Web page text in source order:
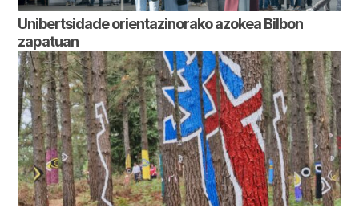
Unibertsidade orientazinorako azokea Bilbon
zapatuan